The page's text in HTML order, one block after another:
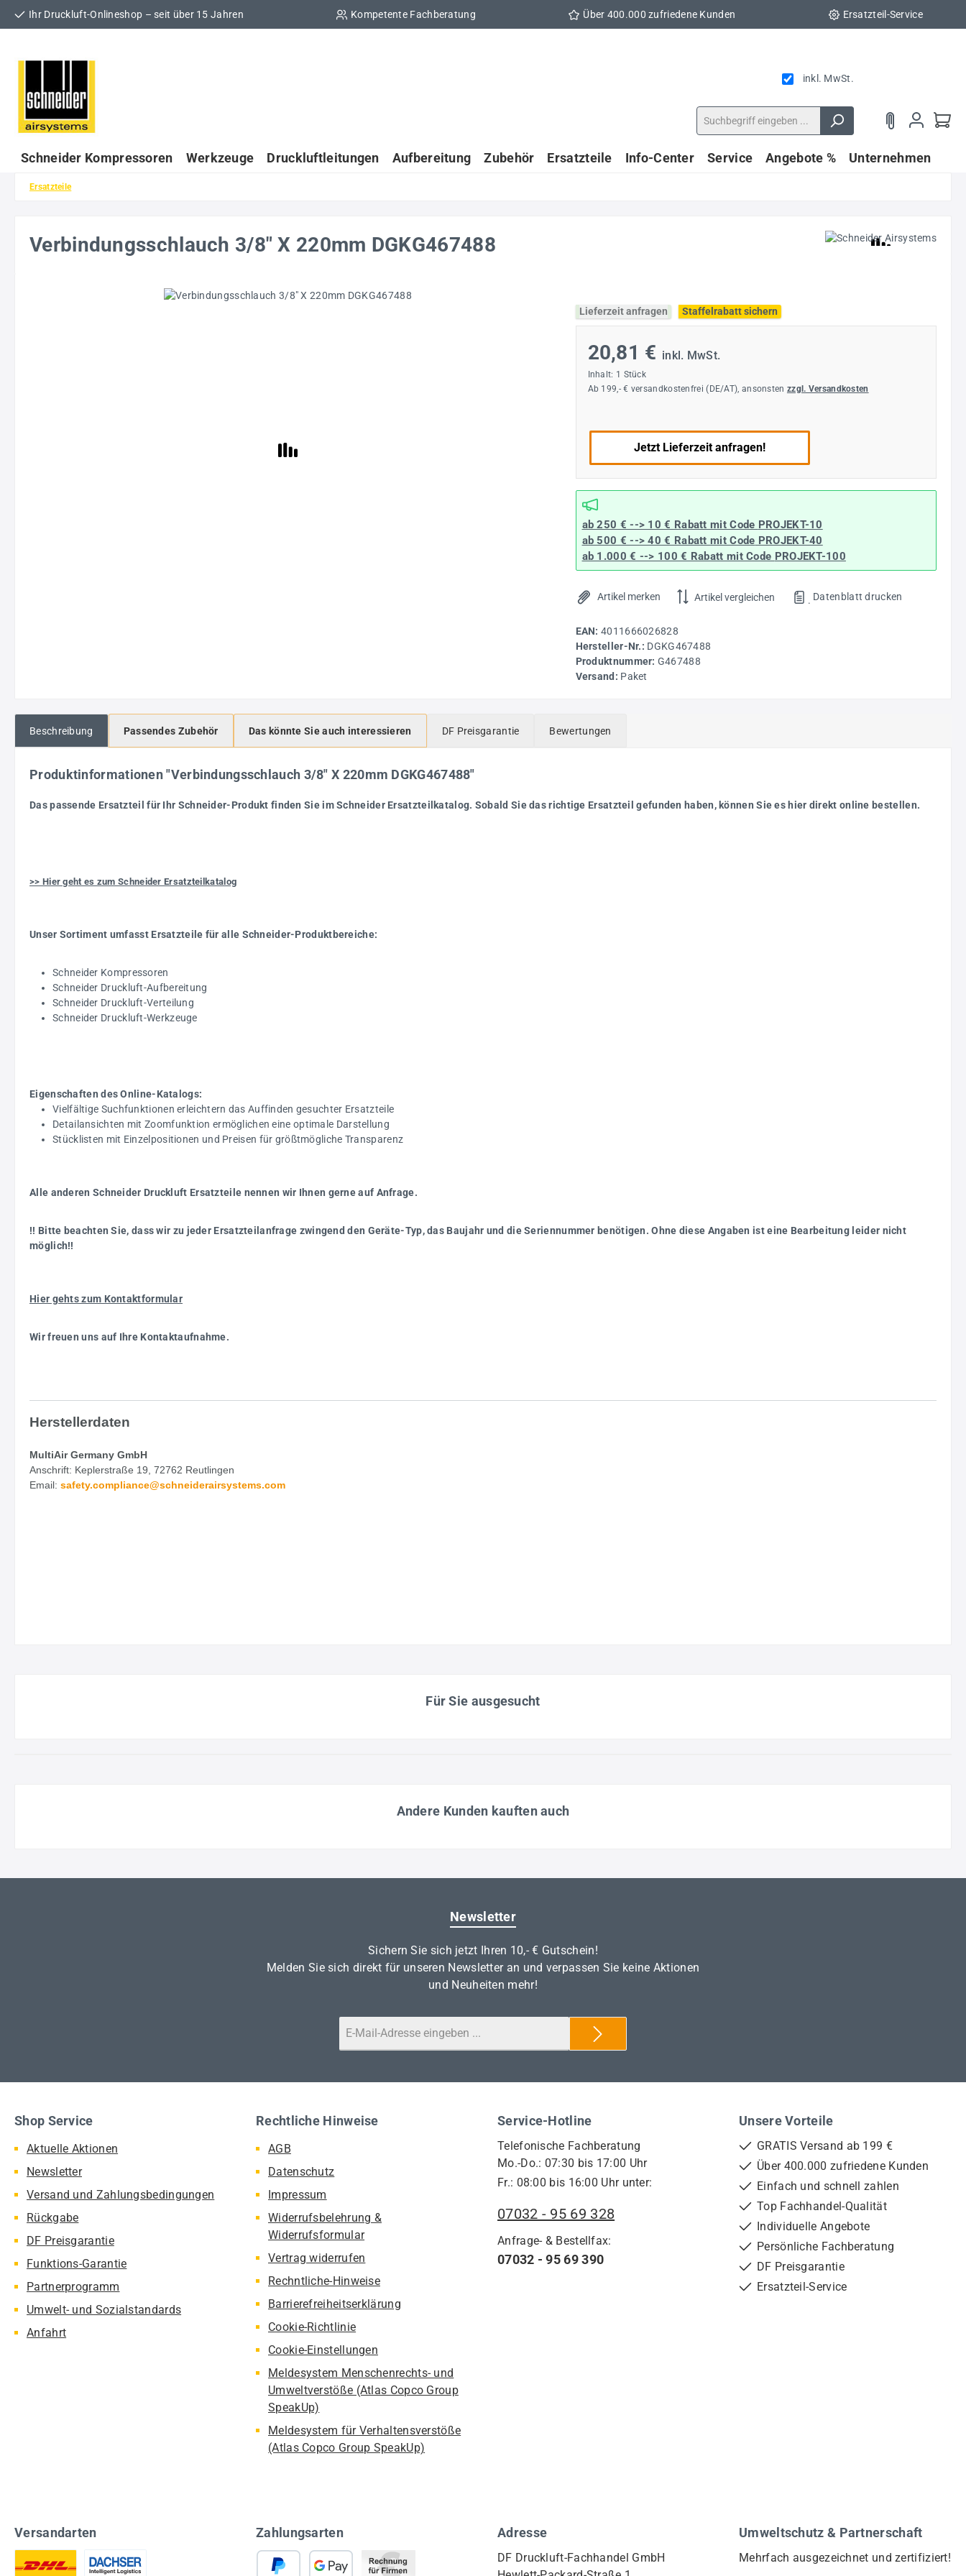
Hauptinhalt springen
Zur Suche springen
Zur Hauptnavigation springen
Ihr Druckluft-Onlineshop – seit über 15 Jahren Kompetente Fachberatung Über 400.000 zufriedene Kunden Ersatzteil-Service
inkl. MwSt.
Schneider Kompressoren Werkzeuge Druckluftleitungen Aufbereitung Zubehör Ersatzteile Info-Center Service Angebote % Unternehmen
Ersatzteile
Verbindungsschlauch 3/8" X 220mm DGKG467488
Lieferzeit anfragen
Staffelrabatt sichern
20,81 € inkl. MwSt.
Inhalt: 1 Stück
Ab 199,- € versandkostenfrei (DE/AT), ansonsten zzgl. Versandkosten
Jetzt Lieferzeit anfragen!
ab 250 € --> 10 € Rabatt mit Code PROJEKT-10
ab 500 € --> 40 € Rabattmit Code PROJEKT-40
ab 1.000 € --> 100 € Rabatt mit Code PROJEKT-100
Artikel merken Artikel vergleichen . Datenblatt drucken
EAN: 4011666026828
Hersteller-Nr.: DGKG467488
Produktnummer: G467488
Versand: Paket
Beschreibung Passendes Zubehör Das könnte Sie auch interessieren DF Preisgarantie Bewertungen
Produktinformationen "Verbindungsschlauch 3/8" X 220mm DGKG467488"
Das passende Ersatzteil für Ihr Schneider-Produkt finden Sie im Schneider Ersatzteilkatalog. Sobald Sie das richtige Ersatzteil gefunden haben, können Sie es hier direkt online bestellen.
>> Hier geht es zum Schneider Ersatzteilkatalog
Unser Sortiment umfasst Ersatzteile für alle Schneider-Produktbereiche:
Schneider Kompressoren
Schneider Druckluft-Aufbereitung
Schneider Druckluft-Verteilung
Schneider Druckluft-Werkzeuge
Eigenschaften des Online-Katalogs:
Vielfältige Suchfunktionen erleichtern das Auffinden gesuchter Ersatzteile
Detailansichten mit Zoomfunktion ermöglichen eine optimale Darstellung
Stücklisten mit Einzelpositionen und Preisen für größtmögliche Transparenz
Alle anderen Schneider Druckluft Ersatzteile nennen wir Ihnen gerne auf Anfrage.
!! Bitte beachten Sie, dass wir zu jeder Ersatzteilanfrage zwingend den Geräte-Typ, das Baujahr und die Seriennummer benötigen. Ohne diese Angaben ist eine Bearbeitung leider nicht
möglich!!
Hier gehts zum Kontaktformular
Wir freuen uns auf Ihre Kontaktaufnahme.
Herstellerdaten
MultiAir Germany GmbH
Anschrift: Keplerstraße 19, 72762 Reutlingen
Email: safety.compliance@schneiderairsystems.com
Für Sie ausgesucht
Andere Kunden kauften auch
Newsletter
Sichern Sie sich jetzt Ihren 10,- € Gutschein!
Melden Sie sich direkt für unseren Newsletter an und verpassen Sie keine Aktionen
und Neuheiten mehr!
Service-Hotline
Telefonische Fachberatung
Mo.-Do.: 07:30 bis 17:00 Uhr
Fr.: 08:00 bis 16:00 Uhr unter:
07032 - 95 69 328
Anfrage- & Bestellfax:
07032 - 95 69 390
Shop Service
Aktuelle Aktionen
Newsletter
Versand und Zahlungsbedingungen
Rückgabe
DF Preisgarantie
Funktions-Garantie
Partnerprogramm
Umwelt- und Sozialstandards
Anfahrt
Rechtliche Hinweise
AGB
Datenschutz
Impressum
Widerrufsbelehrung &
Widerrufsformular
Vertrag widerrufen
Rechntliche-Hinweise
Barrierefreiheitserklärung
Cookie-Richtlinie
Cookie-Einstellungen
Meldesystem Menschenrechts- und
Umweltverstöße (Atlas Copco Group
SpeakUp)
Meldesystem für Verhaltensverstöße
(Atlas Copco Group SpeakUp)
Unsere Vorteile
GRATIS Versand ab 199 €
Über 400.000 zufriedene Kunden
Einfach und schnell zahlen
Top Fachhandel-Qualität
Individuelle Angebote
Persönliche Fachberatung
DF Preisgarantie
Ersatzteil-Service
Versandarten Zahlungsarten Adresse
DF Druckluft-Fachhandel GmbH
Umweltschutz & Partnerschaft
Mehrfach ausgezeichnet und zertifiziert!